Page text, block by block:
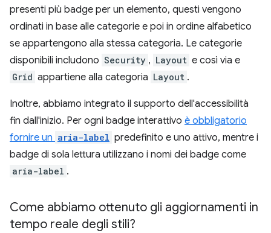
presenti più badge per un elemento, questi vengono
ordinati in base alle categorie e poi in ordine alfabetico
se appartengono alla stessa categoria. Le categorie
disponibili includono Security , Layout e così via e
Grid appartiene alla categoria Layout .
Inoltre, abbiamo integrato il supporto dell'accessibilità
fin dall'inizio. Per ogni badge interattivo è obbligatorio
fornire un aria-label predefinito e uno attivo, mentre i
badge di sola lettura utilizzano i nomi dei badge come
aria-label .
Come abbiamo ottenuto gli aggiornamenti in
tempo reale degli stili?